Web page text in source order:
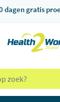
dagen gratis